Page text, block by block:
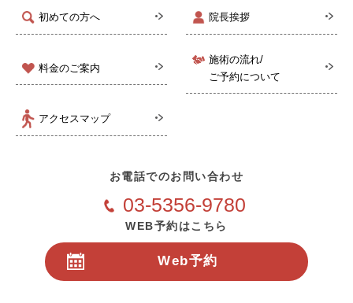
初めての方へ 院長挨拶
料金のご案内
施術の流れ/
ご予約について
アクセスマップ
お電話でのお問い合わせ
03-5356-9780
WEB予約はこちら
Web予約